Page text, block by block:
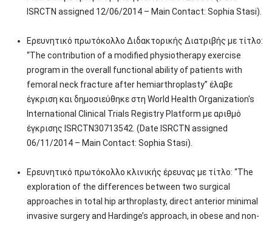
ISRCTN assigned 12/06/2014 – Main Contact: Sophia Stasi).
Ερευνητικό πρωτόκολλο Διδακτορικής Διατριβής με τίτλο:
“The contribution of a modified physiotherapy exercise
program in the overall functional ability of patients with
femoral neck fracture after hemiarthroplasty” έλαβε
έγκριση και δημοσιεύθηκε στη World Health Organization's
International Clinical Trials Registry Platform με αριθμό
έγκρισης ISRCTN30713542. (Date ISRCTN assigned
06/11/2014 – Main Contact: Sophia Stasi).
Ερευνητικό πρωτόκολλo κλινικής έρευνας με τίτλο: “The
exploration of the differences between two surgical
approaches in total hip arthroplasty, direct anterior minimal
invasive surgery and Hardinge’s approach, in obese and non-